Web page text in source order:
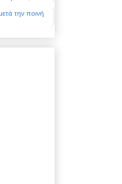
την ποινή